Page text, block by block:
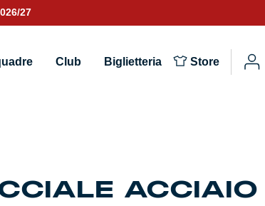
27
Club Biglietteria Store
ACCIAIO